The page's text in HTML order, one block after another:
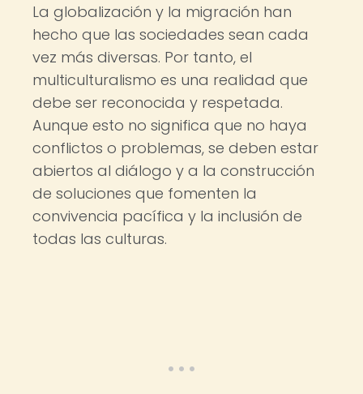
La globalización y la migración han
hecho que las sociedades sean cada
vez más diversas. Por tanto, el
multiculturalismo es una realidad que
debe ser reconocida y respetada.
Aunque esto no significa que no haya
conflictos o problemas, se deben estar
abiertos al diálogo y a la construcción
de soluciones que fomenten la
convivencia pacífica y la inclusión de
todas las culturas.